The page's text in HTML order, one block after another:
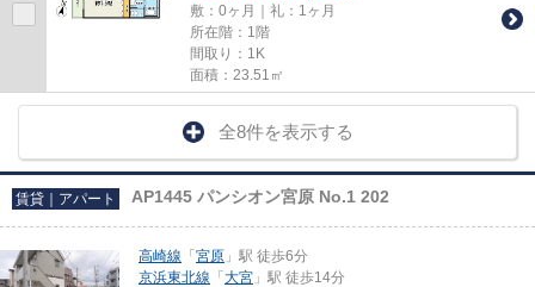
敷：0ヶ月｜礼：1ヶ月
所在階：1階
間取り：1K
面積：23.51㎡
全8件を表示する
賃貸｜アパート AP1445 パンシオン宮原 No.1 202
高崎線 「 宮原 」駅 徒歩6分
京浜東北線 「 大宮 」駅 徒歩14分